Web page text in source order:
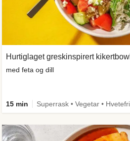
Hurtiglaget greskinspirert kikertbowl
med feta og dill
15 min